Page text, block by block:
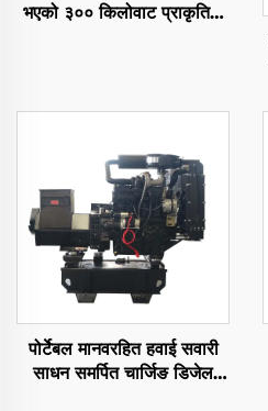
भएको ३०० किलोवाट प्राकृतिक
पोर्टेबल मानवरहित हवाई सवारी
साधन समर्पित चार्जिङ डिजेल